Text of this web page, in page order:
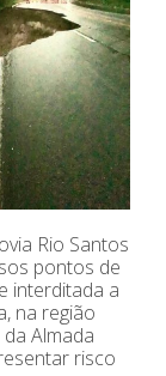
Rio Santos
pontos de
interditada a
na região
Almada
risco